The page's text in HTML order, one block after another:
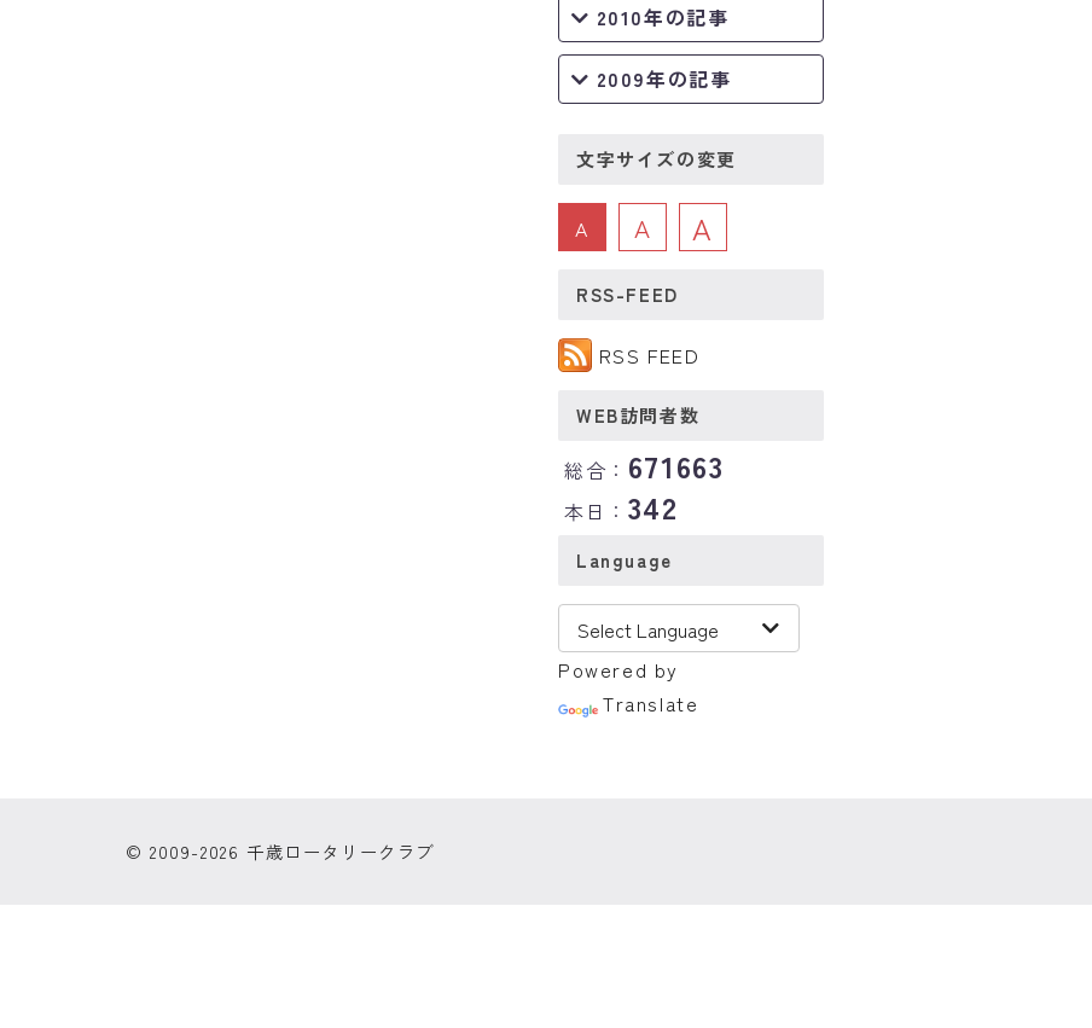
2010年の記事
2009年の記事
文字サイズの変更
A A A
RSS-FEED
RSS FEED
WEB訪問者数
総合： 671663
本日： 342
Language
Powered by
Translate
© 2009-2026 千歳ロータリークラブ